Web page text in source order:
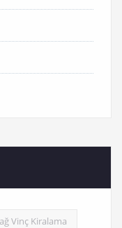
Vinç Kiralama